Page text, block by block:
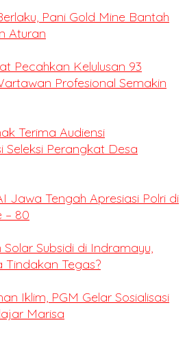
Pani Gold Mine Bantah
Aturan
Pecahkan Kelulusan 93
Profesional Semakin
Terima Audiensi
Seleksi Perangkat Desa
Jawa Tengah Apresiasi Polri di
– 80
Subsidi di Indramayu,
Tegas?
Iklim, PGM Gelar Sosialisasi
Marisa